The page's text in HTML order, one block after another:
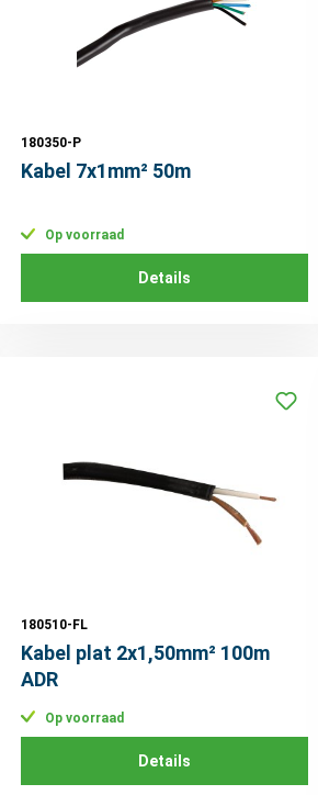
180350-P
Kabel 7x1mm² 50m
Op voorraad
Details
180510-FL
Kabel plat 2x1,50mm² 100m
ADR
Op voorraad
Details